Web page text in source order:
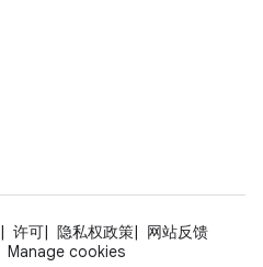
许可 隐私权政策
网站反馈
Manage cookies